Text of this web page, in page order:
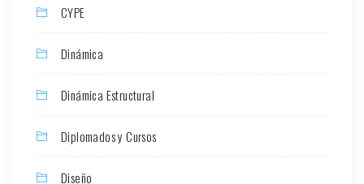
CYPE
Dinámica
Dinámica Estructural
Diplomados y Cursos
Diseño